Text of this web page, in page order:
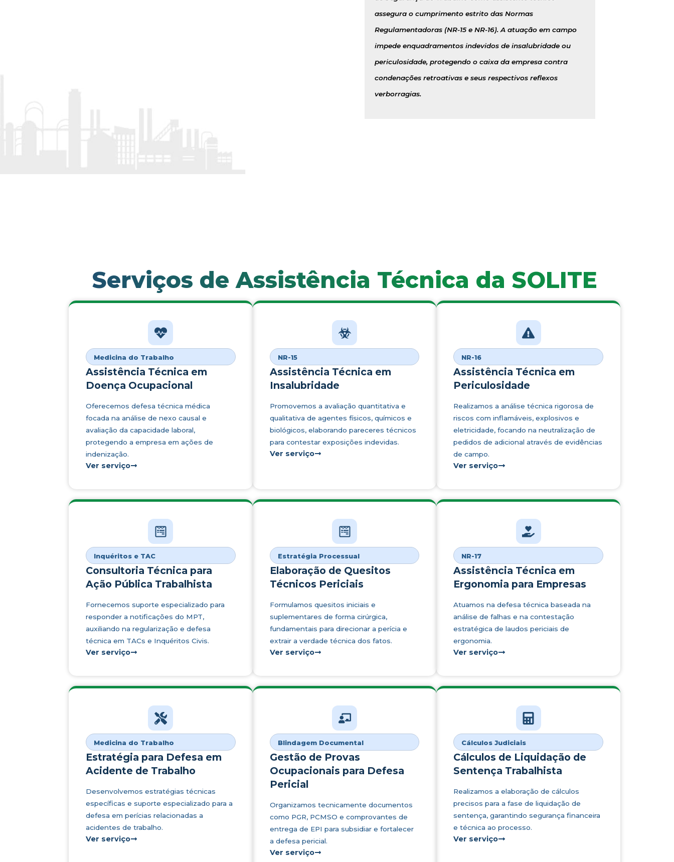
assegura o cumprimento estrito das Normas
Regulamentadoras (NR-15 e NR-16). A atuação em campo
impede enquadramentos indevidos de insalubridade ou
periculosidade, protegendo o caixa da empresa contra
condenações retroativas e seus respectivos reflexos
verborragias.
Serviços de Assistência Técnica da SOLITE
Medicina do Trabalho
Assistência Técnica em
Doença Ocupacional
Oferecemos defesa técnica médica
focada na análise de nexo causal e
avaliação da capacidade laboral,
protegendo a empresa em ações de
indenização.
Ver serviço
NR-15
Assistência Técnica em
Insalubridade
Promovemos a avaliação quantitativa e
qualitativa de agentes físicos, químicos e
biológicos, elaborando pareceres técnicos
para contestar exposições indevidas.
Ver serviço
NR-16
Assistência Técnica em
Periculosidade
Realizamos a análise técnica rigorosa de
riscos com inflamáveis, explosivos e
eletricidade, focando na neutralização de
pedidos de adicional através de evidências
de campo.
Ver serviço
Inquéritos e TAC
Consultoria Técnica para
Ação Pública Trabalhista
Fornecemos suporte especializado para
responder a notificações do MPT,
auxiliando na regularização e defesa
técnica em TACs e Inquéritos Civis.
Ver serviço
Estratégia Processual
Elaboração de Quesitos
Técnicos Periciais
Formulamos quesitos iniciais e
suplementares de forma cirúrgica,
fundamentais para direcionar a perícia e
extrair a verdade técnica dos fatos.
Ver serviço
NR-17
Assistência Técnica em
Ergonomia para Empresas
Atuamos na defesa técnica baseada na
análise de falhas e na contestação
estratégica de laudos periciais de
ergonomia.
Ver serviço
Medicina do Trabalho
Estratégia para Defesa em
Acidente de Trabalho
Desenvolvemos estratégias técnicas
específicas e suporte especializado para a
defesa em perícias relacionadas a
acidentes de trabalho.
Ver serviço
Blindagem Documental
Gestão de Provas
Ocupacionais para Defesa
Pericial
Organizamos tecnicamente documentos
como PGR, PCMSO e comprovantes de
entrega de EPI para subsidiar e fortalecer
a defesa pericial.
Ver serviço
Cálculos Judiciais
Cálculos de Liquidação de
Sentença Trabalhista
Realizamos a elaboração de cálculos
precisos para a fase de liquidação de
sentença, garantindo segurança financeira
e técnica ao processo.
Ver serviço